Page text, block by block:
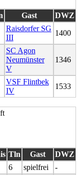
Gast DWZ
Raisdorfer SG
III
1400
SC Agon
Neumünster
V
1346
VSF Flintbek
IV
1533
Tln Gast
DWZ
6 spielfrei -